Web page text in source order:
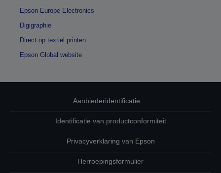
Epson Europe Electronics
Digigraphie
Direct op textiel printen
Epson Global website
Aanbiederidentificatie
Identificatie van productconformiteit
Privacyverklaring van Epson
Herroepingsformulier